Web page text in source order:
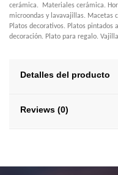
cerámica. Materiales cerámica.
microondas y lavavajillas. Macetas
Platos decorativos. Platos pintados
decoración. Plato para regalo.
Detalles del producto
Reviews (0)